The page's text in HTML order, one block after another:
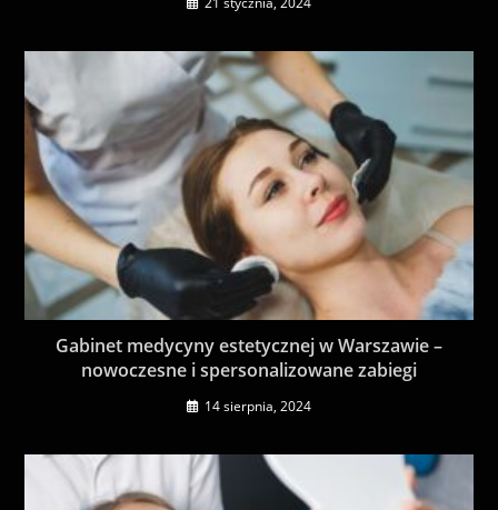
Gabinet medycyny estetycznej w Warszawie –
nowoczesne i spersonalizowane zabiegi
14 sierpnia, 2024